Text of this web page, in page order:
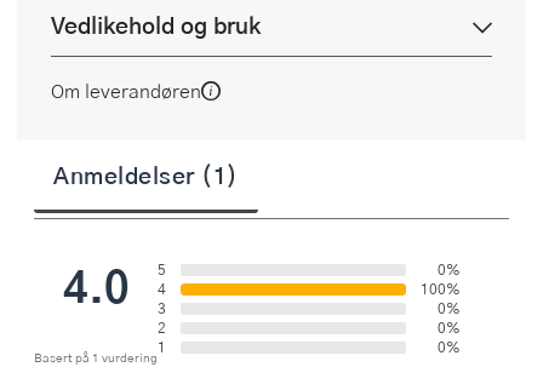
Vedlikehold og bruk
Om leverandøren
Anmeldelser (1)
4.0
Basert på 1 vurdering
5
0%
4
100%
3
0%
2
0%
1
0%